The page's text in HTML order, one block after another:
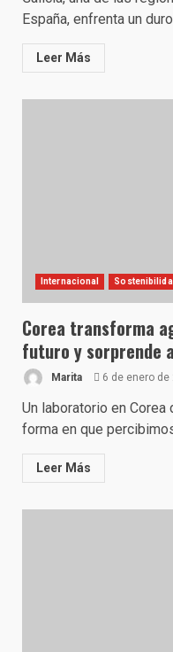
España, enfrenta un
Leer Más
Internacional
Corea transforma
futuro y sorprende
Marita 6 de enero de
Un laboratorio en
forma en que
Leer Más